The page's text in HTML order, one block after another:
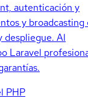
autenticación y
y broadcasting
despliegue. Al
Laravel
PHP